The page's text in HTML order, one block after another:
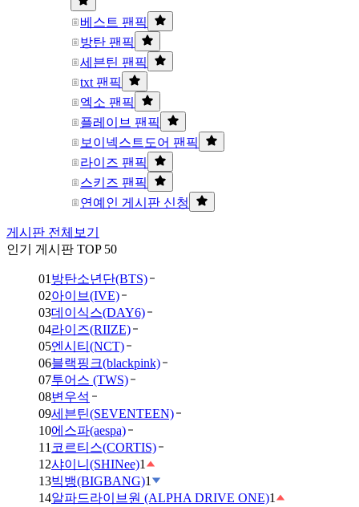
베스트 팬픽
방탄 팬픽
세븐틴 팬픽
txt 팬픽
엑소 팬픽
플레이브 팬픽
보이넥스트도어 팬픽
라이즈 팬픽
스키즈 팬픽
연예인 게시판 신청
게시판 전체보기
인기 게시판 TOP 50
01 방탄소년단(BTS)
02아이브(IVE)
03데이식스(DAY6)
04라이즈(RIIZE)
05엔시티(NCT)
06블랙핑크(blackpink)
07투어스 (TWS)
08변우석
09세븐틴(SEVENTEEN)
10에스파(aespa)
11 코르티스(CORTIS)
12샤이니(SHINee)1
13빅뱅(BIGBANG)1
14알파드라이브원 (ALPHA DRIVE ONE)1